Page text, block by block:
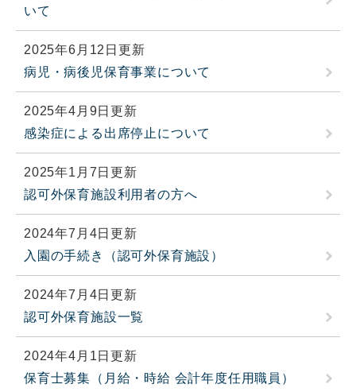
いて
2025年6月12日更新
病児・病後児保育事業について
2025年4月9日更新
感染症による出席停止について
2025年1月7日更新
認可外保育施設利用者の方へ
2024年7月4日更新
入園の手続き（認可外保育施設）
2024年7月4日更新
認可外保育施設一覧
2024年4月1日更新
保育士募集（月給・時給 会計年度任用職員）